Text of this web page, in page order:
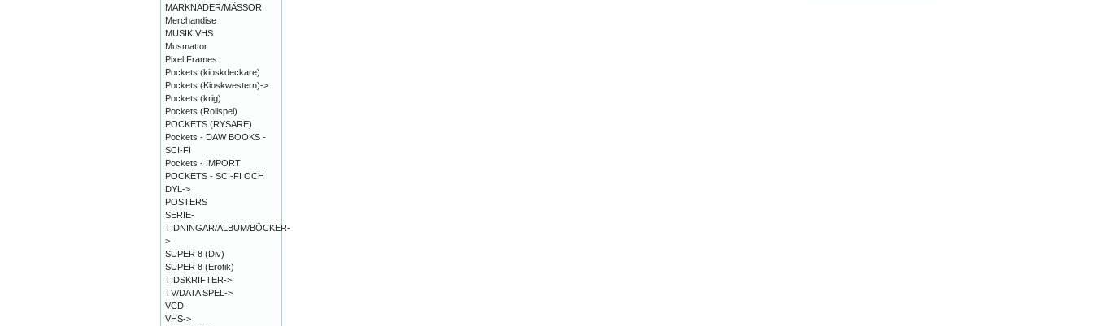
MARKNADER/MÄSSOR
Merchandise
MUSIK VHS
Musmattor
Pixel Frames
Pockets (kioskdeckare)
Pockets (Kioskwestern)->
Pockets (krig)
Pockets (Rollspel)
POCKETS (RYSARE)
Pockets - DAW BOOKS -
SCI-FI
Pockets - IMPORT
POCKETS - SCI-FI OCH
DYL->
POSTERS
SERIE-
TIDNINGAR/ALBUM/BÖCKER-
>
SUPER 8 (Div)
SUPER 8 (Erotik)
TIDSKRIFTER->
TV/DATA SPEL->
VCD
VHS->